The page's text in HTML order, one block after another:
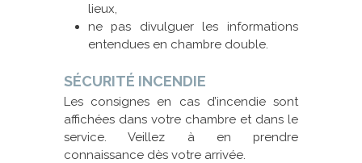
lieux,
ne pas divulguer les informations
entendues en chambre double.
SÉCURITÉ INCENDIE
Les consignes en cas d’incendie sont
affichées dans votre chambre et dans le
service. Veillez à en prendre
connaissance dès votre arrivée.